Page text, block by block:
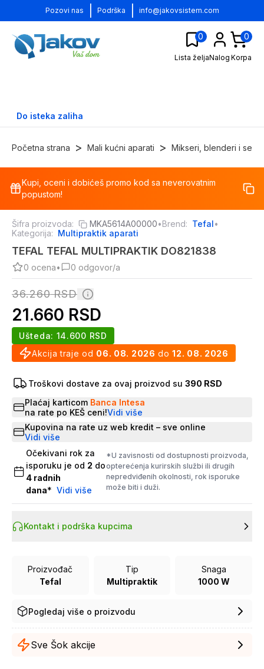
Pozovi nas Podrška info@jakovsistem.com
0
Lista željaNalog
0
Korpa
Do isteka zaliha
Početna strana > Mali kućni aparati > Mikseri, blenderi i
%
Kupi, oceni i dobićeš promo kod sa neverovatnim
popustom!
Šifra proizvoda: MKA5614A00000•Brend: Tefal•
Kategorija: Multipraktik aparati
TEFAL TEFAL MULTIPRAKTIK DO821838
0 ocena• 0 odgovor/a
36.260RSD
21.660 RSD
Akcija traje od 06. 08. 2026 do 12. 08. 2026
Ušteda: 14.600 RSD
Troškovi dostave za ovaj proizvod su 390 RSD
Plaćaj karticom Banca Intesa
na rate po KEŠ ceni!Vidi više
Kupovina na rate uz web kredit – sve online
Vidi više
Očekivani rok za
isporuku je od 2 do
4 radnih
dana* Vidi više
*U zavisnosti od dostupnosti proizvoda,
opterećenja kurirskih službi ili drugih
nepredviđenih okolnosti, rok isporuke
može biti i duži.
Kontakt i podrška kupcima
Proizvođač
Tefal
Tip
Multipraktik
Snaga
1000 W
Pogledaj više o proizvodu
Sve Šok akcije